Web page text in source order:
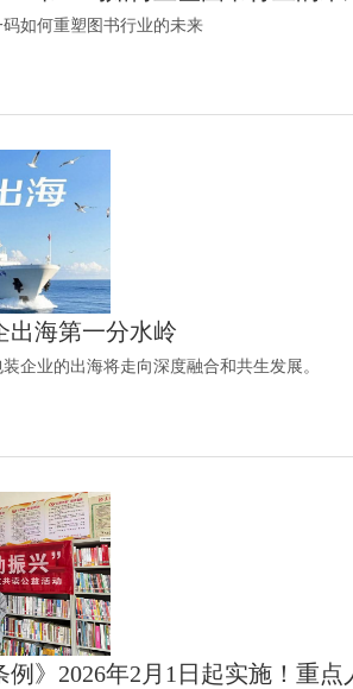
如何重塑图书行业的未来
出海第一分水岭
企业的出海将走向深度融合和共生发展。
例》2026年2月1日起实施！重